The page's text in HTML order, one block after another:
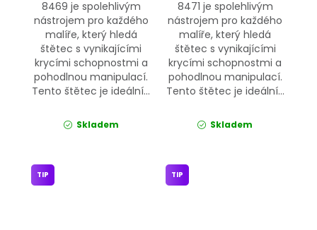
8469 je spolehlivým
nástrojem pro každého
malíře, který hledá
štětec s vynikajícími
krycími schopnostmi a
pohodlnou manipulací.
Tento štětec je ideální...
Skladem
8471 je spolehlivým
nástrojem pro každého
malíře, který hledá
štětec s vynikajícími
krycími schopnostmi a
pohodlnou manipulací.
Tento štětec je ideální...
Skladem
TIP TIP